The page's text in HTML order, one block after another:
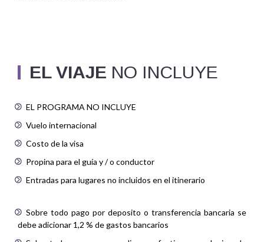
EL VIAJE NO INCLUYE
EL PROGRAMA NO INCLUYE
Vuelo internacional
Costo de la visa
Propina para el guía y / o conductor
Entradas para lugares no incluidos en el itinerario
Sobre todo pago por deposito o transferencia bancaria se
debe adicionar 1,2 % de gastos bancarios